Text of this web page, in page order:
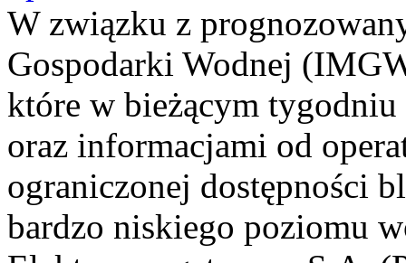
W związku z
Gospodarki Wodnej
które w bieżącym tygodniu
oraz informacjami od
ograniczonej dostępności
bardzo niskiego poziomu